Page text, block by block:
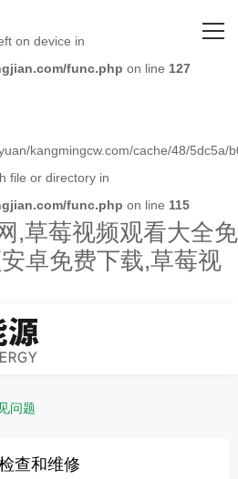
on device in
func.php on line 127
kangmingcw.com/cache/48/5dc5a/
file or directory in
func.php on line 115
,草莓视频观看大全免
卓免费下载,草莓视
问题
查和维修